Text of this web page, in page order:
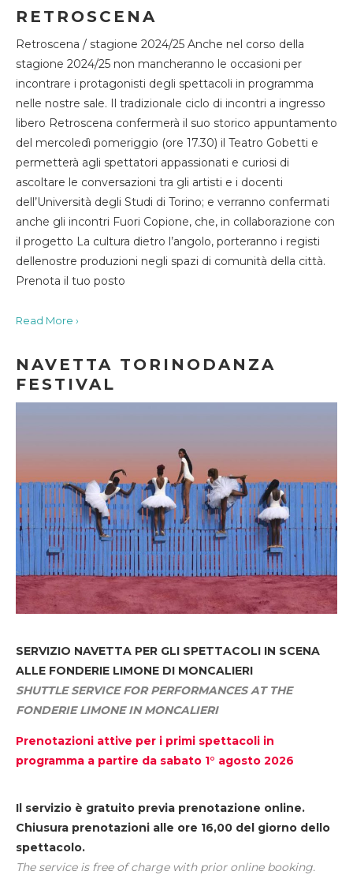
RETROSCENA
Retroscena / stagione 2024/25 Anche nel corso della
stagione 2024/25 non mancheranno le occasioni per
incontrare i protagonisti degli spettacoli in programma
nelle nostre sale. Il tradizionale ciclo di incontri a ingresso
libero Retroscena confermerà il suo storico appuntamento
del mercoledì pomeriggio (ore 17.30) il Teatro Gobetti e
permetterà agli spettatori appassionati e curiosi di
ascoltare le conversazioni tra gli artisti e i docenti
dell’Università degli Studi di Torino; e verranno confermati
anche gli incontri Fuori Copione, che, in collaborazione con
il progetto La cultura dietro l’angolo, porteranno i registi
dellenostre produzioni negli spazi di comunità della città.
Prenota il tuo posto
Read More ›
NAVETTA TORINODANZA
FESTIVAL
SERVIZIO NAVETTA PER GLI SPETTACOLI IN SCENA
ALLE FONDERIE LIMONE DI MONCALIERI
SHUTTLE SERVICE FOR PERFORMANCES AT THE
FONDERIE LIMONE IN MONCALIERI
Prenotazioni attive per i primi spettacoli in
programma a partire da sabato 1° agosto 2026
Il servizio è gratuito previa prenotazione online.
Chiusura prenotazioni alle ore 16,00 del giorno dello
spettacolo.
The service is free of charge with prior online booking.